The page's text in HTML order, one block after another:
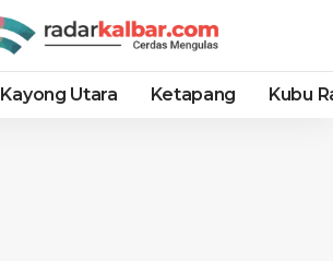
Kayong Utara Ketapang Kubu